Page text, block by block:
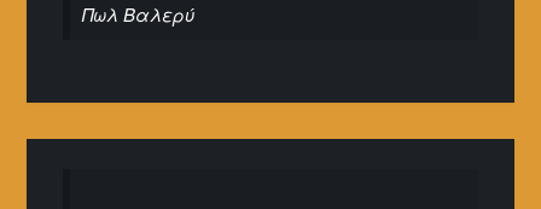
Πωλ Βαλερύ